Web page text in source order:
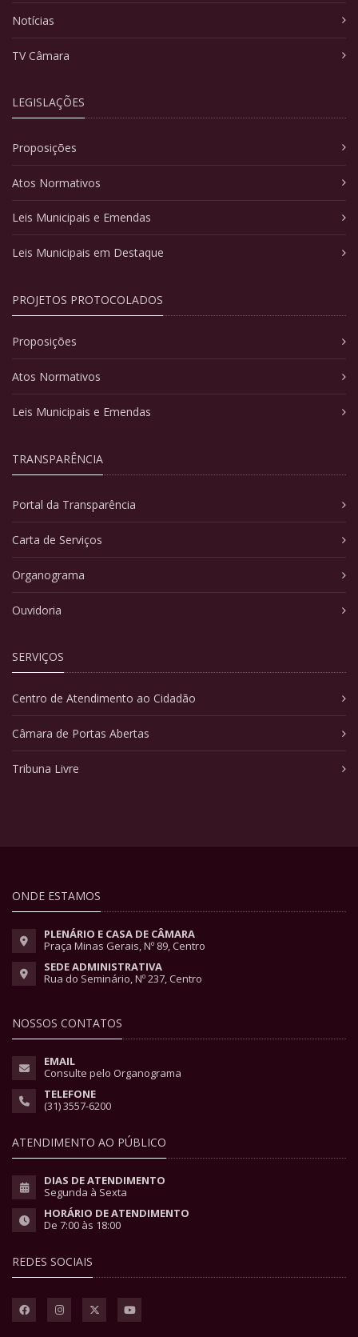
Notícias
TV Câmara
LEGISLAÇÕES
Proposições
Atos Normativos
Leis Municipais e Emendas
Leis Municipais em Destaque
PROJETOS PROTOCOLADOS
Proposições
Atos Normativos
Leis Municipais e Emendas
TRANSPARÊNCIA
Portal da Transparência
Carta de Serviços
Organograma
Ouvidoria
SERVIÇOS
Centro de Atendimento ao Cidadão
Câmara de Portas Abertas
Tribuna Livre
ONDE ESTAMOS
PLENÁRIO E CASA DE CÂMARA
Praça Minas Gerais, Nº 89, Centro
SEDE ADMINISTRATIVA
Rua do Seminário, Nº 237, Centro
NOSSOS CONTATOS
EMAIL
Consulte pelo Organograma
TELEFONE
(31) 3557-6200
ATENDIMENTO AO PÚBLICO
DIAS DE ATENDIMENTO
Segunda à Sexta
HORÁRIO DE ATENDIMENTO
De 7:00 às 18:00
REDES SOCIAIS